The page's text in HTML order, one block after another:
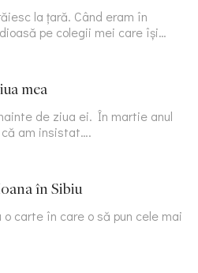
la țară. Când eram în
pe colegii mei care își…
mea
de ziua ei. În martie anul
am insistat….
în Sibiu
carte în care o să pun cele mai